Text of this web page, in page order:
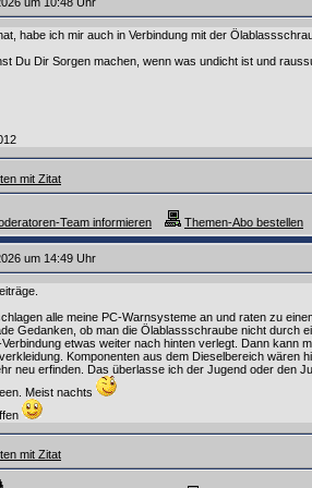
habe ich mir auch in Verbindung mit der
Du Dir Sorgen machen, wenn was undicht ist und
mit Zitat
Team informieren Themen-Abo bestellen
um 14:49 Uhr
alle meine PC-Warnsysteme an und raten zu
Gedanken, ob man die Ölablassschraube nicht durch
etwas weiter nach hinten verlegt. Dann kann
Komponenten aus dem Dieselbereich
neu erfinden. Das überlasse ich der Jugend oder den
Meist nachts
mit Zitat